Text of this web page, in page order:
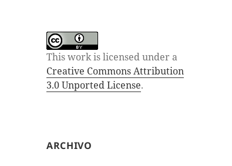
This work is licensed under a
Creative Commons Attribution
3.0 Unported License.
ARCHIVO